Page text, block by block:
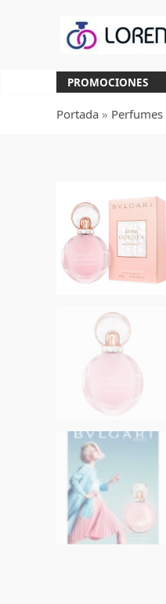
PROMOCIONES
Portada » Perfumes